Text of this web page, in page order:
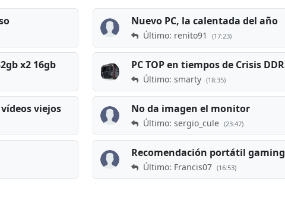
Nuevo PC, la calentada del año
Último: renito91 (17:23)
x2 16gb
Último: smarty (18:35)
viejos No da imagen el monitor
Último: sergio_cule (23:47)
Recomendación portátil gaming
Último: Francis07 (16:53)